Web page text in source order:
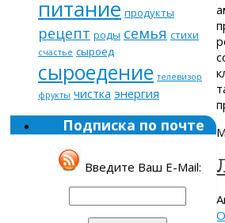
питание продукты
рецепт роды семья стихи
счастье сыроед
сыроедение телевизор
фрукты чистка энергия
Подписка по почте
Введите Ваш E-Mail: